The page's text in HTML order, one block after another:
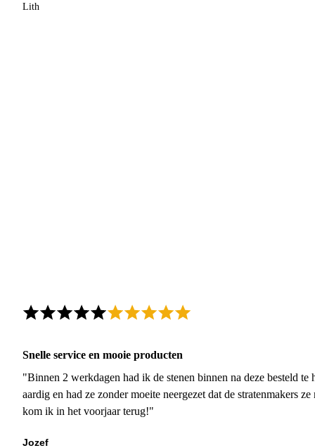
Lith
Snelle service en mooie producten
"Binnen 2 werkdagen had ik de stenen binnen na deze besteld
aardig en had ze zonder moeite neergezet dat de stratenmakers
kom ik in het voorjaar terug!"
Jozef